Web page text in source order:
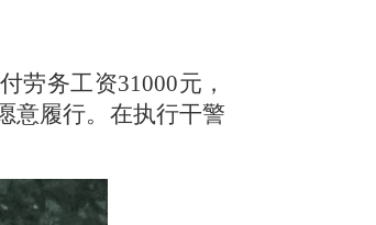
劳务工资31000元，
意履行。在执行干警